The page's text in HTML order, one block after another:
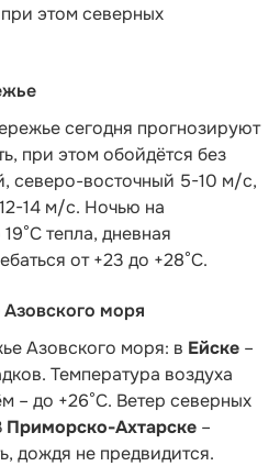
этом северных
сегодня прогнозируют
при этом обойдётся без
северо-восточный 5-10 м/с,
14 м/с. Ночью на
тепла, дневная
от +23 до +28°С.
моря
Азовского моря: в Ейске –
Температура воздуха
– до +26°С. Ветер северных
Приморско-Ахтарске –
дождя не предвидится.